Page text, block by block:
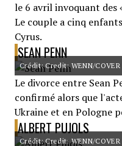
le 6 avril invoquant des
Le couple a cinq
Cyrus.
SEAN PENN
Crédit: Credit: WENN/COVER
Le divorce entre Sean
confirmé alors que
Ukraine et en Pologne
ALBERT PUJOLS
Crédit: Credit: WENN/COVER